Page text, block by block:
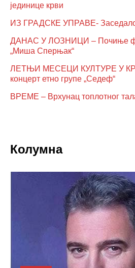
јединице крви
ИЗ ГРАДСКЕ УПРАВЕ- Заседало
ДАНАС У ЛОЗНИЦИ – Почиње
„Миша Сперњак“
ЛЕТЊИ МЕСЕЦИ КУЛТУРЕ У
концерт етно групе „Седеф“
ВРЕМЕ – Врхунац топлотног
Колумна